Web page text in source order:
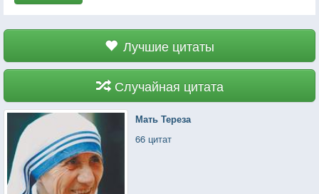
Лучшие цитаты
Случайная цитата
Мать Тереза
66 цитат